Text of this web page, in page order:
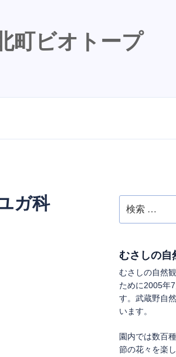
町ビオトープ
ガ科
索:
むさしの自
むさしの自然
ために2005年
す。武蔵野自
います。
園内では数百
節の花々を楽